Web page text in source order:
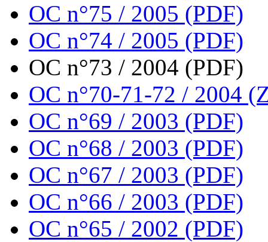
OC n°75 / 2005 (PDF)
OC n°74 / 2005 (PDF)
OC n°73 / 2004 (PDF)
OC n°70-71-72 / 2004
OC n°69 / 2003 (PDF)
OC n°68 / 2003 (PDF)
OC n°67 / 2003 (PDF)
OC n°66 / 2003 (PDF)
OC n°65 / 2002 (PDF)